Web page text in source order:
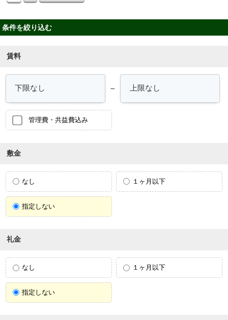
条件を絞り込む
賃料
～
管理費・共益費込み
敷金
なし １ヶ月以下
指定しない
礼金
なし １ヶ月以下
指定しない